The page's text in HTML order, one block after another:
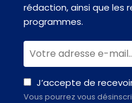
rédaction, ainsi que les
programmes.
J’accepte de
Vous pourrez vous